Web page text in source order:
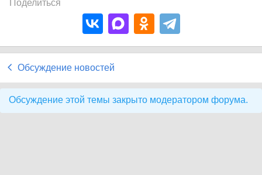
Поделиться
Обсуждение новостей
Обсуждение этой темы закрыто модератором форума.